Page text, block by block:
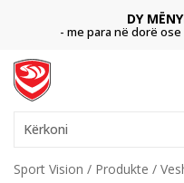
DY
- me para në dorë
Kërkoni
Sport Vision Produkte